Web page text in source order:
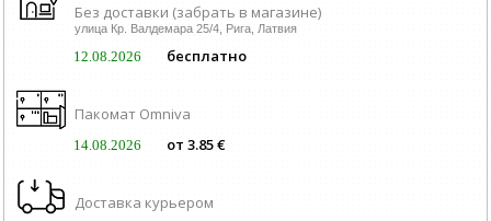
Без доставки (забрать в магазине)
улица Кр. Валдемара 25/4, Рига, Латвия
12.08.2026 бесплатно
Пакомат Omniva
14.08.2026 от 3.85 €
Доставка курьером